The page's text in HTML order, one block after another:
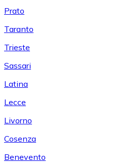
Prato
Taranto
Trieste
Sassari
Latina
Lecce
Livorno
Cosenza
Benevento